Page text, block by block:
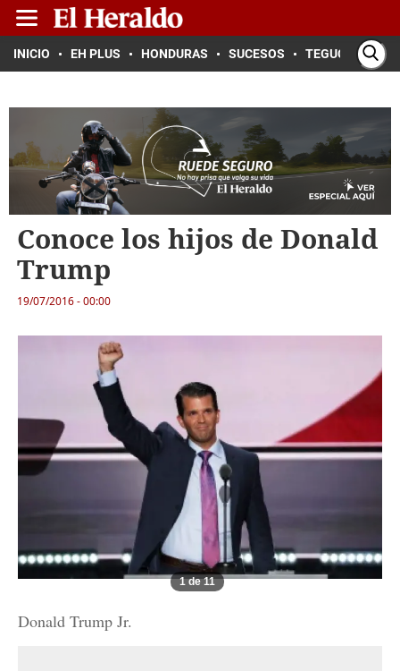
INICIO EH PLUS HONDURAS SUCESOS TEGUCIGALPA
Conoce los hijos de Donald
Trump
19/07/2016 - 00:00
1 de 11
Donald Trump Jr.